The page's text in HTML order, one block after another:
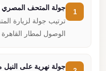
جولة المتحف المصري
ترتيب جولة لزيارة
الوصول لمطار القاهرة
جولة نهرية على النيل